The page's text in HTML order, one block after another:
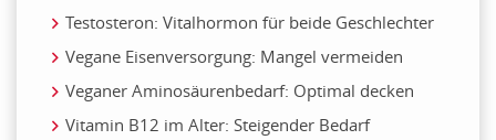
Testosteron: Vitalhormon für beide Geschlechter
Vegane Eisenversorgung: Mangel vermeiden
Veganer Aminosäurenbedarf: Optimal decken
Vitamin B12 im Alter: Steigender Bedarf